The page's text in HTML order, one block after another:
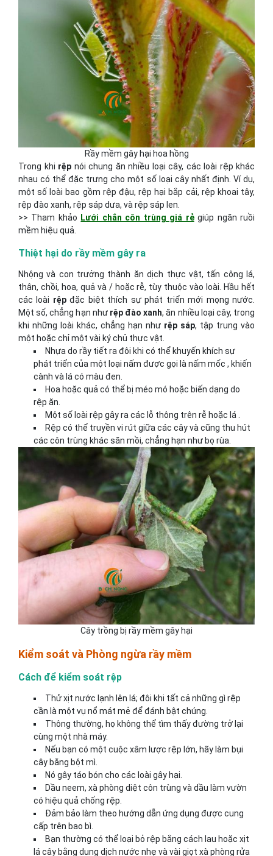
Rầy mềm gây hại hoa hồng
Trong khi rệp nói chung ăn nhiều loại cây, các loài rệp khác
nhau có thể đặc trưng cho một số loại cây nhất định. Ví dụ,
một số loài bao gồm rệp đậu, rệp hại bắp cải, rệp khoai tây,
rệp đào xanh, rệp sáp dưa, và rệp sáp len.
>> Tham khảo Lưới chắn côn trùng giá rẻgiúp ngăn ruồi
mềm hiệu quả.
Thiệt hại do rầy mềm gây ra
Nhộng và con trưởng thành ăn dịch thực vật, tấn công lá,
thân, chồi, hoa, quả và / hoặc rễ, tùy thuộc vào loài. Hầu hết
các loài rệpđặc biệt thích sự phát triển mới mọng nước.
Một số, chẳng hạn nhưrệp đào xanh, ăn nhiều loại cây, trong
khi những loài khác, chẳng hạn như rệp sáp, tập trung vào
một hoặc chỉ một vài ký chủ thực vật.
Nhựa do rầy tiết ra đôi khi có thể khuyến khích sự
phát triển của một loại nấm được gọi là nấm mốc , khiến
cành và lá có màu đen.
Hoa hoặc quả có thể bị méo mó hoặc biến dạng do
rệp ăn.
Một số loài rệp gây ra các lỗ thông trên rễ hoặc lá .
Rệp có thể truyền vi rút giữa các cây và cũng thu hút
các côn trùng khác săn mồi, chẳng hạn như bọ rùa.
Cây trồng bị rầy mềm gây hại
Kiểm soát và Phòng ngừa rầy mềm
Cách để kiểm soát rệp
Thử xịt nước lạnh lên lá; đôi khi tất cả những gì rệp
cần là một vụ nổ mát mẻ để đánh bật chúng.
Thông thường, họ không thể tìm thấy đường trở lại
cùng một nhà máy.
Nếu bạn có một cuộc xâm lược rệp lớn, hãy làm bụi
cây bằng bột mì.
Nó gây táo bón cho các loài gây hại.
Dầu neem, xà phòng diệt côn trùng và dầu làm vườn
có hiệu quả chống rệp.
Đảm bảo làm theo hướng dẫn ứng dụng được cung
cấp trên bao bì.
Bạn thường có thể loại bỏ rệp bằng cách lau hoặc xịt
lá cây bằng dung dịch nước nhẹ và vài giọt xà phòng rửa